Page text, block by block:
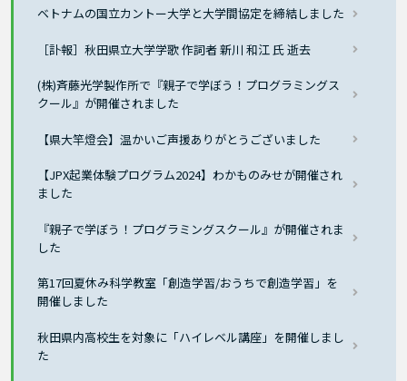
ベトナムの国立カントー大学と大学間協定を締結しました
［訃報］秋田県立大学学歌 作詞者 新川 和江 氏 逝去
(株)斉藤光学製作所で『親子で学ぼう！プログラミングス
クール』が開催されました
【県大竿燈会】温かいご声援ありがとうございました
【JPX起業体験プログラム2024】わかものみせが開催され
ました
『親子で学ぼう！プログラミングスクール』が開催されま
した
第17回夏休み科学教室「創造学習/おうちで創造学習」を
開催しました
秋田県内高校生を対象に「ハイレベル講座」を開催しまし
た